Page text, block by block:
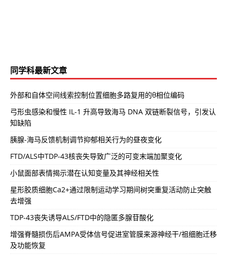
同学科最新文章
外部和自体空间线索控制位置细胞多路复用的θ相位编码
弓形虫感染和慢性 IL-1 升高导致海马 DNA 双链断裂信号，引发认
知缺陷
胰腺-海马反馈机制调节抑郁相关行为的昼夜变化
FTD/ALS中TDP-43核丧失导致广泛的可变末端加聚变化
小鼠面部表情揭示潜在认知变量及其神经相关性
星形胶质细胞Ca2+通过限制运动学习期间树突重复活动防止突触
去增强
TDP-43丧失诱导ALS/FTD中的隐匿多腺苷酸化
增强脊髓损伤后AMPA受体信号促进室管膜来源神经干/祖细胞迁移
及功能恢复